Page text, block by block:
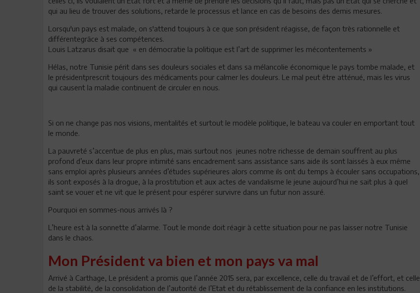
qui au lieu de trouver des solutions, retarde le processus et lance en cas de besoins des demis mesures.
Lorsqu'un pays est malade, on s'attend toujours à ce que son président réagisse, de façon très rationnelle et
différentegrâce à ses compétences.
Louis Latzarus disait que « en démocratie la politique est l’art de supprimer les mécontentements »
Hélas, notre Tunisie périt dans ses douleurs sociales et dans sa mélancolie économique le pays tombe malade, et
le présidentprescrit toujours des médicaments pour calmer les douleurs. Le mal peut être atténué, mais les virus
qui causent la maladie continuent de circuler en nous.
Si on ne change pas nos visions, mentalités et surtout le modèle politique, le bateau va couler en emportant tout
le monde.
La pauvreté s’accentue de plus en plus, mais surtout nos jeunes notre richesse de demain souffrent au plus
profond d’eux dans leur propre intimité sans encadrement sans assistance sans aide ils sont laissés à eux même
sans emploi après plusieurs années d’études supérieures alors comme ils ont du temps à écouler sans occupations,
ils sont exposés à la drogue, à la prostitution et aux actes de vandalisme le jeune aujourd’hui ne sait plus à quel
saint se vouer et ne vit que le présent pour espérer survivre dans un futur non assuré.
Pourquoi en sommes-nous arrivés là ?
L’heure est à la sonnette d’alarme. Tout le monde doit réagir à cette situation pour ne pas laisser notre Tunisie
dans le chaos.
Mon Président va bien et mon pays va mal
Arrivé à Carthage, Le président a promis que l’année 2015 sera, par excellence, celle du travail et de l’effort, et celle
de la stabilité, de la consolidation de l’autorité de l’Etat et du rétablissement de la confiance en les institutions.